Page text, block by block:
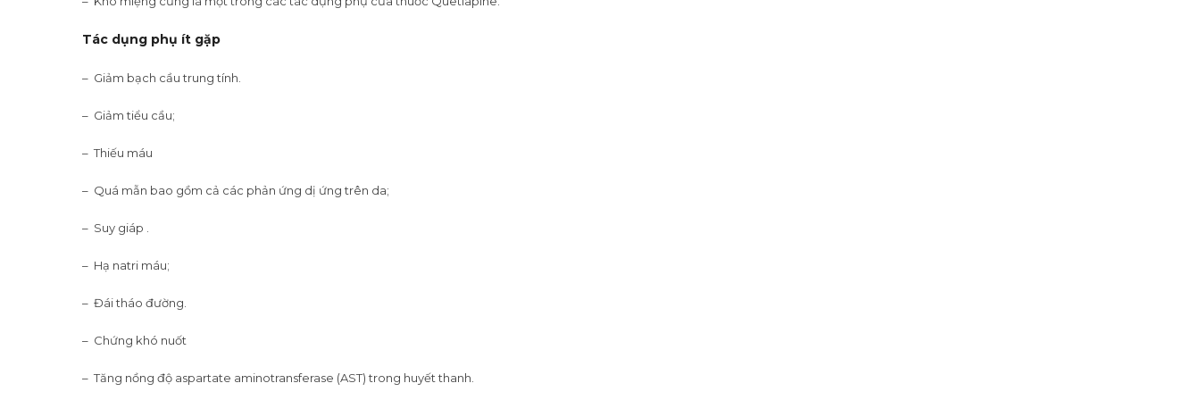
Tác dụng phụ ít gặp
– Giảm bạch cầu trung tính.
– Giảm tiểu cầu;
– Thiếu máu
– Quá mẫn bao gồm cả các phản ứng dị ứng trên da;
– Suy giáp .
– Hạ natri máu;
– Đái tháo đường.
– Chứng khó nuốt
– Tăng nồng độ aspartate aminotransferase (AST) trong huyết thanh.